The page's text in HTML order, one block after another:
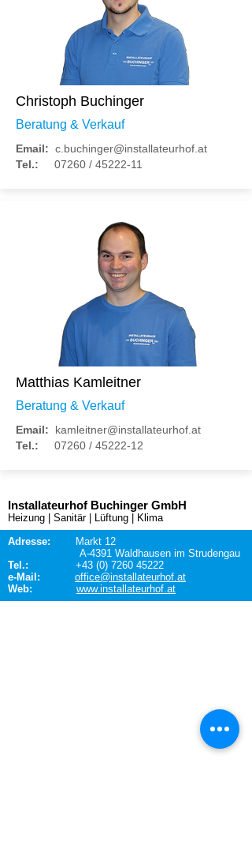
Christoph Buchinger
Beratung & Verkauf
Email: c.buchinger@installateurhof.at
Tel.: 07260 / 45222-11
Matthias Kamleitner
Beratung & Verkauf
Email:
kamleitner@installateurhof.at
Tel.: 07260 / 45222-12
Installateurhof Buchinger GmbH
Heizung | Sanitär | Lüftung | Klima
Adresse:
Markt 12
A-4391 Waldhausen im Strudengau
Tel.: +43 (0) 7260 45222
e-Mail: office@installateurhof.at
Web:
www.installateurhof.at